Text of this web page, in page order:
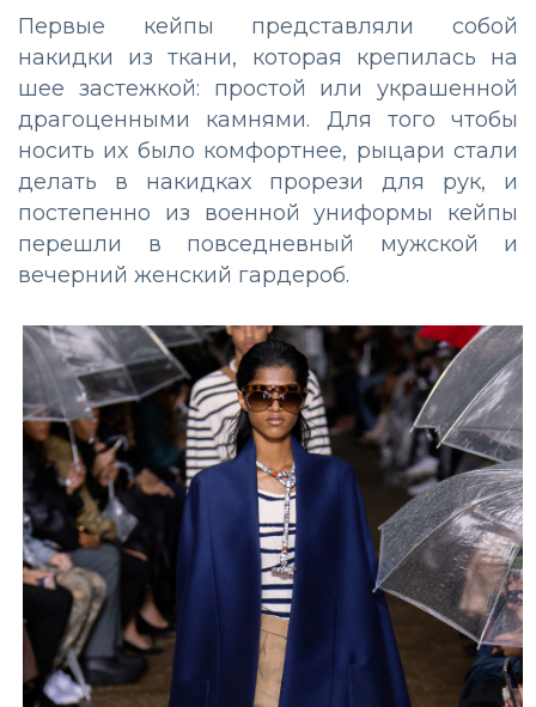
Первые кейпы представляли собой
накидки из ткани, которая крепилась на
шее застежкой: простой или украшенной
драгоценными камнями. Для того чтобы
носить их было комфортнее, рыцари стали
делать в накидках прорези для рук, и
постепенно из военной униформы кейпы
перешли в повседневный мужской и
вечерний женский гардероб.